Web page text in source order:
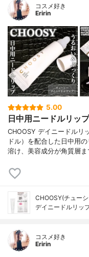
コスメ好き
Eririn
5.00
日中用ニードルリップ
CHOOSY デイニードルリ
ドル）を配合した日中用
溶け、美容成分が角質層
CHOOSY(チュー
デイニードルリッ
コスメ好き
Eririn